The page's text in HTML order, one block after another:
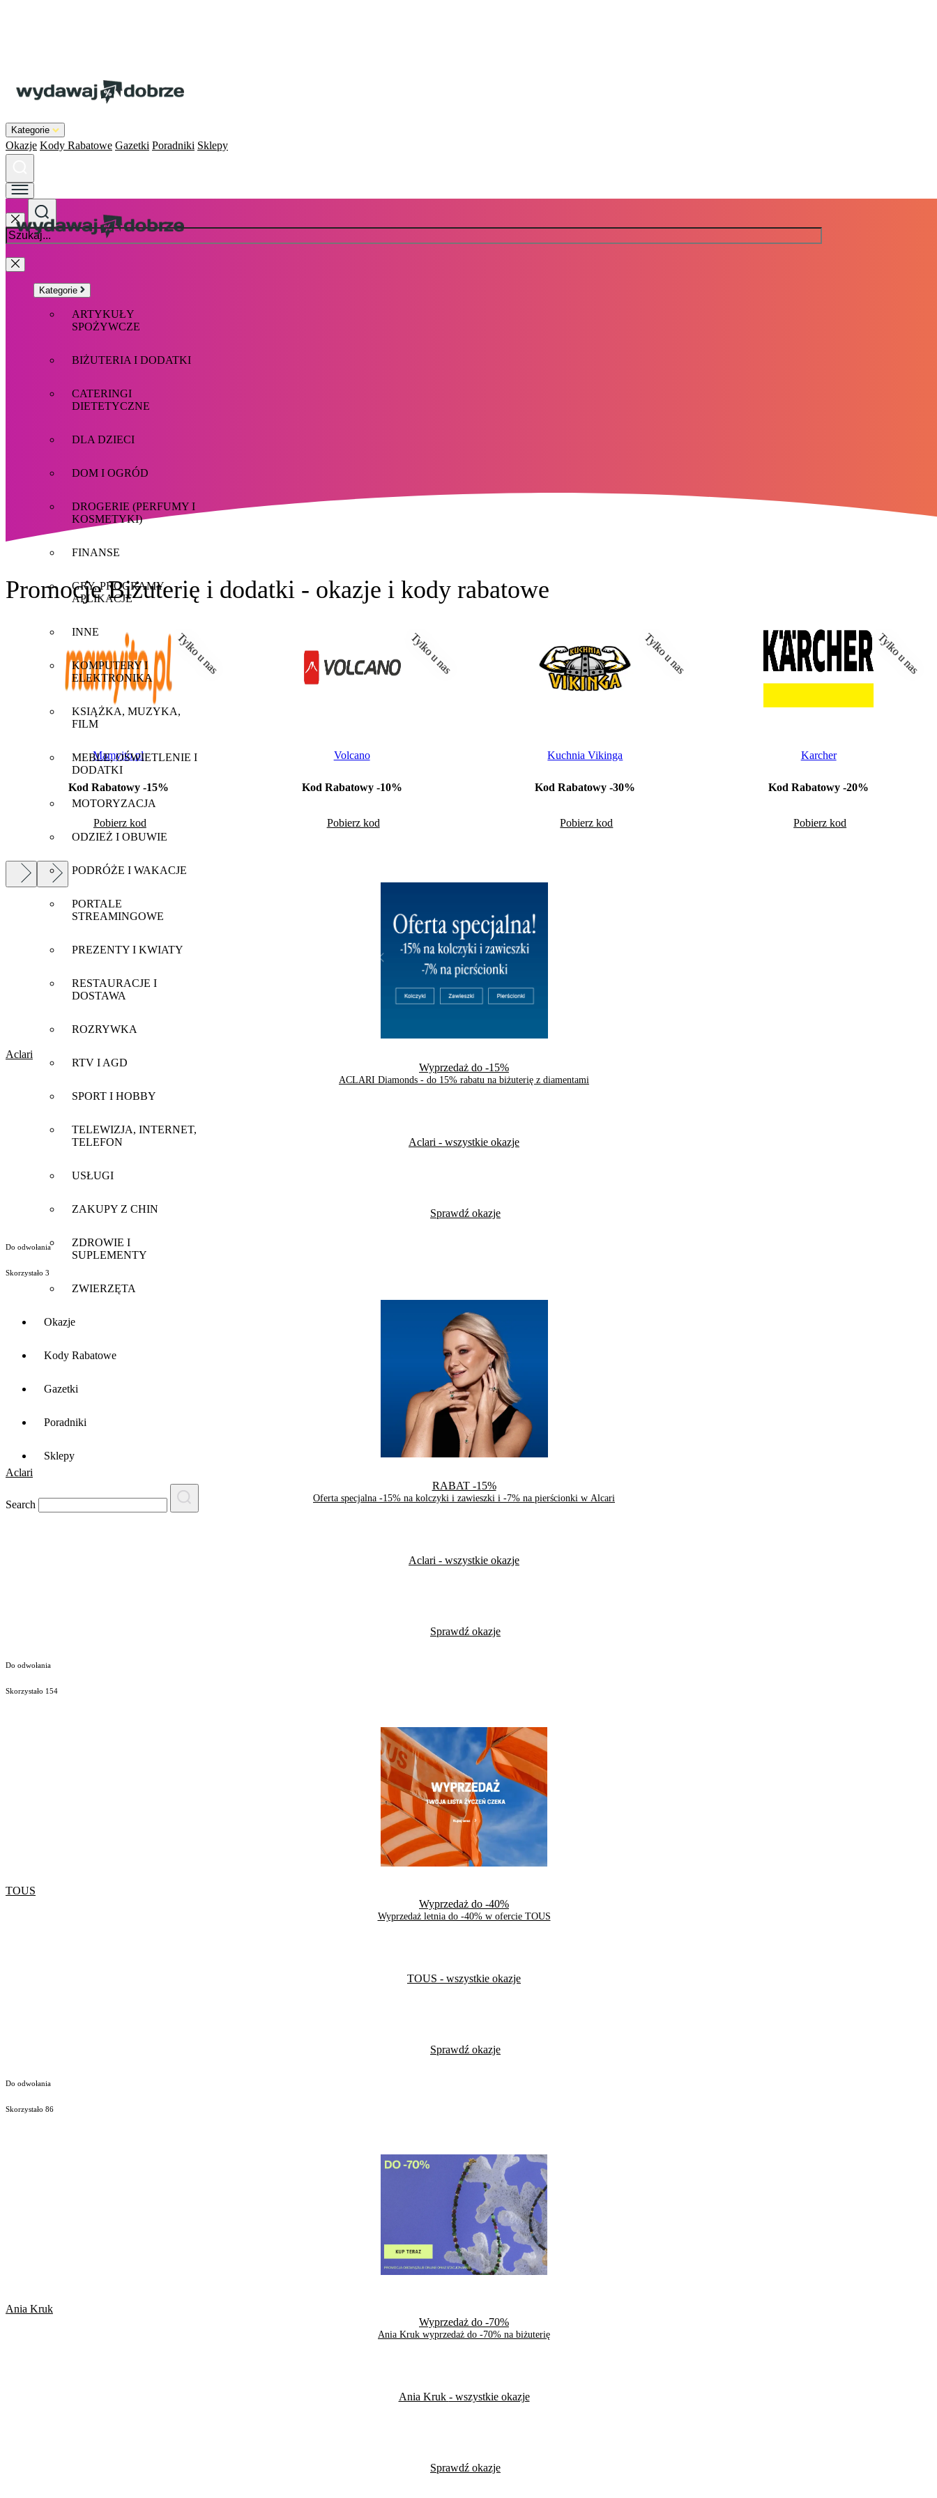
Kategorie
Okazje Kody Rabatowe Gazetki Poradniki Sklepy
Kategorie
ARTYKUŁY
SPOŻYWCZE
BIŻUTERIA I DODATKI
CATERINGI
DIETETYCZNE
DLA DZIECI
DOM I OGRÓD
DROGERIE (PERFUMY I
KOSMETYKI)
FINANSE
GRY, PROGRAMY,
APLIKACJE
INNE
KOMPUTERY I
ELEKTRONIKA
KSIĄŻKA, MUZYKA,
FILM
MEBLE, OŚWIETLENIE I
DODATKI
MOTORYZACJA
ODZIEŻ I OBUWIE
PODRÓŻE I WAKACJE
PORTALE
STREAMINGOWE
PREZENTY I KWIATY
RESTAURACJE I
DOSTAWA
ROZRYWKA
RTV I AGD
SPORT I HOBBY
TELEWIZJA, INTERNET,
TELEFON
USŁUGI
ZAKUPY Z CHIN
ZDROWIE I
SUPLEMENTY
ZWIERZĘTA
Okazje
Kody Rabatowe
Gazetki
Poradniki
Sklepy
Search
Promocje Biżuterię i dodatki - okazje i kody rabatowe
Tylko u nas
Mamyito.pl
Kod Rabatowy -15%
Pobierz kod
Tylko u nas
Volcano
Kod Rabatowy -10%
Pobierz kod
Tylko u nas
Kuchnia Vikinga
Kod Rabatowy -30%
Pobierz kod
Tylko u nas
Karcher
Kod Rabatowy -20%
Pobierz kod
Aclari
Wyprzedaż do -15%
ACLARI Diamonds - do 15% rabatu na biżuterię z diamentami
Aclari - wszystkie okazje
Sprawdź okazje
Do odwołania
Skorzystało 3
Aclari
RABAT -15%
Oferta specjalna -15% na kolczyki i zawieszki i -7% na pierścionki w Alcari
Aclari - wszystkie okazje
Sprawdź okazje
Do odwołania
Skorzystało 154
TOUS
Wyprzedaż do -40%
Wyprzedaż letnia do -40% w ofercie TOUS
TOUS - wszystkie okazje
Sprawdź okazje
Do odwołania
Skorzystało 86
Ania Kruk
Wyprzedaż do -70%
Ania Kruk wyprzedaż do -70% na biżuterię
Ania Kruk - wszystkie okazje
Sprawdź okazje